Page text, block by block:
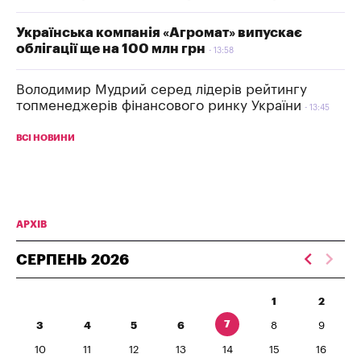
Українська компанія «Агромат» випускає
облігації ще на 100 млн грн
13:58
Володимир Мудрий серед лідерів рейтингу
топменеджерів фінансового ринку України
13:45
ВСІ НОВИНИ
АРХІВ
СЕРПЕНЬ 2026
1 2
3 4 5 6 7 8 9
10 11 12 13 14 15 16